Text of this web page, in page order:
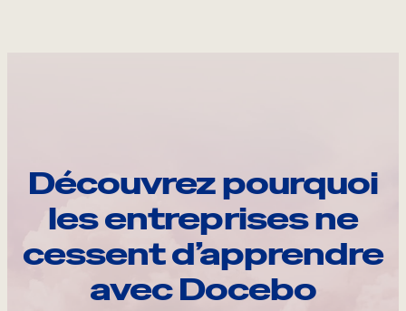
Découvrez pourquoi
les entreprises ne
cessent d’apprendre
avec Docebo